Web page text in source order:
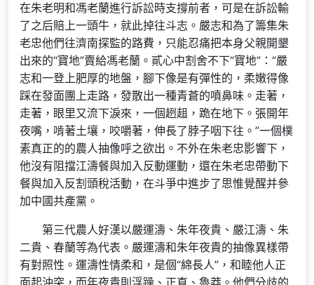
在朱老明和馮老蘭進行訴訟時支撐前者，可是在訴訟輸
了之后賠上一頭牛，就此掉往斗志。嚴志和為了籌集朱
老忠他們往濟南探監的路費，只能忍痛把本身父親開墾
出來的“寶地”賣給馮老蘭。貳心中割舍不下“寶地”：“嚴
志和一登上肥厚的地盤，腳下像是有彈性的，柔嫩得像
踩在發面團上走路，發散出一種青蒼的噴鼻味。走著，
走著，眼里又流下淚來，一個趔趄，跪在地下。張開年
夜嘴，啃著土壤，咬嚼著，伸長了脖子咽下往。”一個樸
素真正的的農人抽像呼之欲出。不外在朱老忠影響下，
他沒有阻擋江濤餐與加入反動運動，還在朱老忠帶動下
餐與加入反割頭稅活動，在斗爭中進步了思惟覺醒并參
加中國共產黨。
第三代農人好漢以嚴運濤、朱年夜貴、嚴江濤、朱
二貴、春蘭等為代表。嚴運濤和朱年夜貴的抽像異樣帶
有對照性。運濤性情柔和，是個“綿長人”，和睦他人正
面起沖突，而年夜貴則浮躁、正直、魯莽。他們分歧的